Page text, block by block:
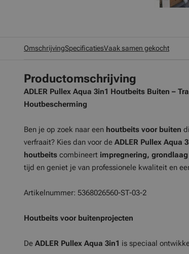
OmschrijvingSpecificatiesVaak samen gekocht
Productomschrijving
ADLER Pullex Aqua 3in1 Houtbeits Buiten –
Houtbescherming
Ben je op zoek naar een houtbeits voor buiten
verfraait? Kies dan voor de ADLER Pullex Aqua
houtbeits combineert impregnering,
tijd en geniet je van professionele kwaliteit en
Artikelnummer: 5368026560-ST-03-2
Houtbeits voor buitenprojecten
De ADLER Pullex Aqua 3in1 is speciaal